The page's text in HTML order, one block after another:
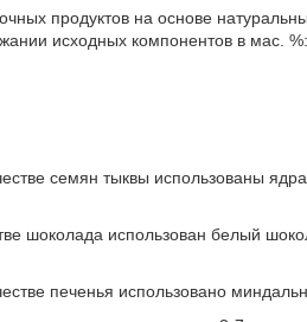
продуктов на основе
исходных компонентов в мас. %:
семян тыквы использованы
шоколада использован белый
печенья использовано